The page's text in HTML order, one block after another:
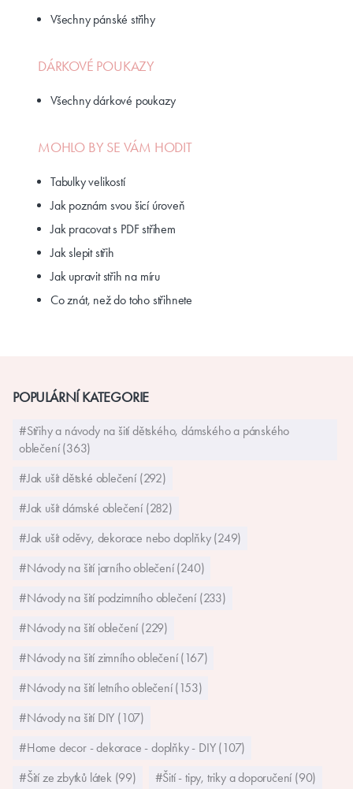
Všechny pánské střihy
DÁRKOVÉ POUKAZY
Všechny dárkové poukazy
MOHLO BY SE VÁM HODIT
Tabulky velikostí
Jak poznám svou šicí úroveň
Jak pracovat s PDF střihem
Jak slepit střih
Jak upravit střih na míru
Co znát, než do toho střihnete
POPULÁRNÍ KATEGORIE
#Střihy a návody na šití dětského, dámského a pánského
oblečení (363)
#Jak ušít dětské oblečení (292)
#Jak ušít dámské oblečení (282)
#Jak ušít oděvy, dekorace nebo doplňky (249)
#Návody na šití jarního oblečení (240)
#Návody na šití podzimního oblečení (233)
#Návody na šití oblečení (229)
#Návody na šití zimního oblečení (167)
#Návody na šití letního oblečení (153)
#Návody na šití DIY (107)
#Home decor - dekorace - doplňky - DIY (107)
#Šití ze zbytků látek (99)
#Šití - tipy, triky a doporučení (90)